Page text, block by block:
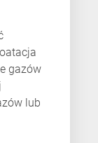
gazów
lub